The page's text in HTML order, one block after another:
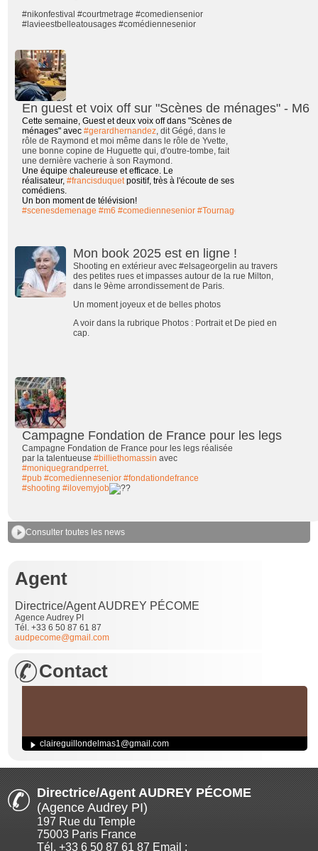
#nikonfestival #courtmetrage #comediensenior
#lavieestbelleatousages #comédiennesenior
En guest et voix off sur "Scènes de ménages" - M6
Cette semaine, Guest et deux voix off dans "Scènes de
ménages" avec#gerardhernandez , dit Gégé, dans le
rôle de Raymond et moi même dans le rôle de Yvette,
une bonnecopine de Huguette qui, d'outre-tombe, fait
une dernière vacherie à son Raymond.
Une équipe chaleureuse et efficace. Le
réalisateur,#francisduquet positif, très à l'écoute de ses
comédiens.
Un bon moment de télévision!
#scenesdemenage #m6 #comediennesenior #TournageTV
Mon book 2025 est en ligne !
Shooting en extérieur avec #elsageorgelin au travers
des petites rues et impasses autour de la rue Milton,
dans le 9ème arrondissement de Paris.
Un moment joyeux et de belles photos
A voir dans la rubrique Photos : Portrait et De pied en
cap.
Campagne Fondation de France pour les legs
Campagne Fondation de France pour les legs réalisée
par la talentueuse#billiethomassin avec
#moniquegrandperret
#pub #comediennesenior #fondationdefrance
#shooting #ilovemyjob
Consulter toutes les news
Agent
Directrice/Agent AUDREY PÉCOME
Agence Audrey PI
Tél. +33 6 50 87 61 87
audpecome@gmail.com
Contact
claireguillondelmas1@gmail.com
Directrice/Agent AUDREY PÉCOME
(Agence Audrey PI)
197 Rue du Temple
75003 Paris France
Tél. +33 6 50 87 61 87 Email :